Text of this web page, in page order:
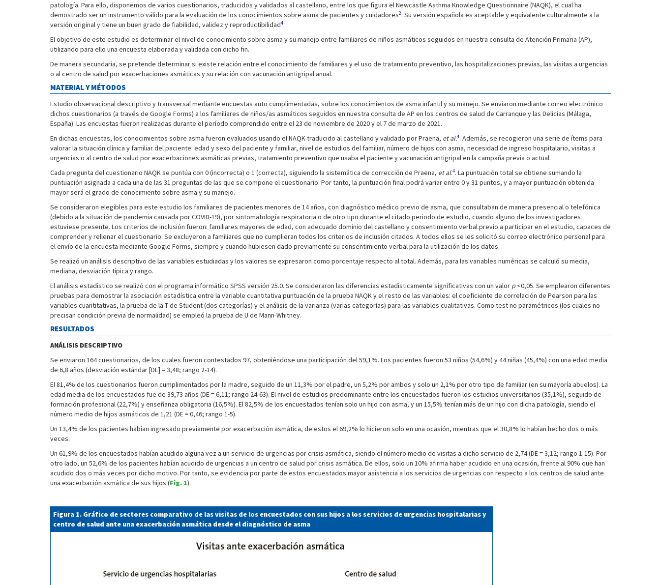
patología. Para ello, disponemos de varios cuestionarios, traducidos y validados al castellano, entre los que figura el Newcastle Asthma Knowledge Questionnaire (NAQK), el cual ha
demostrado ser un instrumento válido para la evaluación de los conocimientos sobre asma de pacientes y cuidadores2. Su versión española es aceptable y equivalente culturalmente a la
versión original y tiene un buen grado de fiabilidad, validez y reproductibilidad4.
El objetivo de este estudio es determinar el nivel de conocimiento sobre asma y su manejo entre familiares de niños asmáticos seguidos en nuestra consulta de Atención Primaria (AP),
utilizando para ello una encuesta elaborada y validada con dicho fin.
De manera secundaria, se pretende determinar si existe relación entre el conocimiento de familiares y el uso de tratamiento preventivo, las hospitalizaciones previas, las visitas a urgencias
o al centro de salud por exacerbaciones asmáticas y su relación con vacunación antigripal anual.
MATERIAL Y MÉTODOS
Estudio observacional descriptivo y transversal mediante encuestas auto cumplimentadas, sobre los conocimientos de asma infantil y su manejo. Se enviaron mediante correo electrónico
dichos cuestionarios (a través de Google Forms) a los familiares de niños/as asmáticos seguidos en nuestra consulta de AP en los centros de salud de Carranque y las Delicias (Málaga,
España). Las encuestas fueron realizadas durante el período comprendido entre el 23 de noviembre de 2020 y el 7 de marzo de 2021.
En dichas encuestas, los conocimientos sobre asma fueron evaluados usando el NAQK traducido al castellano y validado por Praena, etal.4. Además, se recogieron una serie de ítems para
valorar la situación clínica y familiar del paciente: edad y sexo del paciente y familiar, nivel de estudios del familiar, número de hijos con asma, necesidad de ingreso hospitalario, visitas a
urgencias o al centro de salud por exacerbaciones asmáticas previas, tratamiento preventivo que usaba el paciente y vacunación antigripal en la campaña previa o actual.
Cada pregunta del cuestionario NAQK se puntúa con 0 (incorrecta) o 1 (correcta), siguiendo la sistemática de corrección de Praena, et al.4. La puntuación total se obtiene sumando la
puntuación asignada a cada una de las 31 preguntas de las que se compone el cuestionario. Por tanto, la puntuación final podrá variar entre 0 y 31 puntos, y a mayor puntuación obtenida
mayor será el grado de conocimiento sobre asma y su manejo.
Se consideraron elegibles para este estudio los familiares de pacientes menores de 14 años, con diagnóstico médico previo de asma, que consultaban de manera presencial o telefónica
(debido a la situación de pandemia causada por COVID-19), por sintomatología respiratoria o de otro tipo durante el citado periodo de estudio, cuando alguno de los investigadores
estuviese presente. Los criterios de inclusión fueron: familiares mayores de edad, con adecuado dominio del castellano y consentimiento verbal previo a participar en el estudio, capaces de
comprender y rellenar el cuestionario. Se excluyeron a familiares que no cumplieran todos los criterios de inclusión citados. A todos ellos se les solicitó su correo electrónico personal para
el envío de la encuesta mediante Google Forms, siempre y cuando hubiesen dado previamente su consentimiento verbal para la utilización de los datos.
Se realizó un análisis descriptivo de las variables estudiadas y los valores se expresaron como porcentaje respecto al total. Además, para las variables numéricas se calculó su media,
mediana, desviación típica y rango.
El análisis estadístico se realizó con el programa informático SPSS versión 25.0. Se consideraron las diferencias estadísticamente significativas con un valor p <0,05. Se emplearon diferentes
pruebas para demostrar la asociación estadística entre la variable cuantitativa puntuación de la prueba NAQK y el resto de las variables: el coeficiente de correlación de Pearson para las
variables cuantitativas, la prueba de la T de Student (dos categorías) y el análisis de la varianza (varias categorías) para las variables cualitativas. Como test no paramétricos (los cuales no
precisan condición previa de normalidad) se empleó la prueba de U de Mann-Whitney.
RESULTADOS
ANÁLISIS DESCRIPTIVO
Se enviaron 164 cuestionarios, de los cuales fueron contestados 97, obteniéndose una participación del 59,1%. Los pacientes fueron 53 niños (54,6%) y 44 niñas (45,4%) con una edad media
de 6,8 años (desviación estándar [DE] = 3,48; rango 2-14).
El 81,4% de los cuestionarios fueron cumplimentados por la madre, seguido de un 11,3% por el padre, un 5,2% por ambos y solo un 2,1% por otro tipo de familiar (en su mayoría abuelos). La
edad media de los encuestados fue de 39,73 años (DE = 6,11; rango 24-63). El nivel de estudios predominante entre los encuestados fueron los estudios universitarios (35,1%), seguido de
formación profesional (22,7%) y enseñanza obligatoria (16,5%). El 82,5% de los encuestados tenían solo un hijo con asma, y un 15,5% tenían más de un hijo con dicha patología, siendo el
número medio de hijos asmáticos de 1,21 (DE = 0,46; rango 1-5).
Un 13,4% de los pacientes habían ingresado previamente por exacerbación asmática, de estos el 69,2% lo hicieron solo en una ocasión, mientras que el 30,8% lo habían hecho dos o más
veces.
Un 61,9% de los encuestados habían acudido alguna vez a un servicio de urgencias por crisis asmática, siendo el número medio de visitas a dicho servicio de 2,74 (DE = 3,12; rango 1-15). Por
otro lado, un 52,6% de los pacientes habían acudido de urgencias a un centro de salud por crisis asmática. De ellos, solo un 10% afirma haber acudido en una ocasión, frente al 90% que han
acudido dos o más veces por dicho motivo.Por tanto, se evidencia por parte de estos encuestados mayor asistencia a los servicios de urgencias con respecto a los centros de salud ante
una exacerbación asmática de sus hijos (Fig. 1).
Figura 1. Gráfico de sectores comparativo de las visitas de los encuestados con sus hijos a los servicios de urgencias hospitalarias y
centro de salud ante una exacerbación asmática desde el diagnóstico de asma